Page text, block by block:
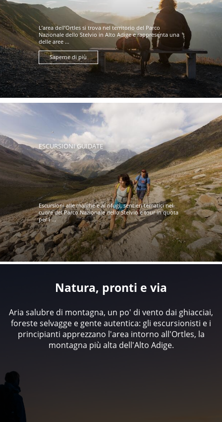
L’area dell’Ortles si trova nel territorio del Parco
Nazionale dello Stelvio in Alto Adige e rappresenta una
delle aree ...
Saperne di più
ESCURSIONI GUIDATE
Escursioni alle malghe e ai rifugi, sentieri tematici nel
cuore del Parco Nazionale dello Stelvio e tour in quota
per i ...
Natura, pronti e via
Aria salubre di montagna, un po' di vento dai ghiacciai,
foreste selvagge e gente autentica: gli escursionisti e i
principianti apprezzano l'area intorno all'Ortles, la
montagna più alta dell'Alto Adige.